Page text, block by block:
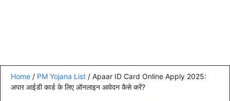
Home / PM Yojana List / Apaar ID Card Online Apply 2025:
अपार आईडी कार्ड के लिए ऑनलाइन आवेदन कैसे करें?